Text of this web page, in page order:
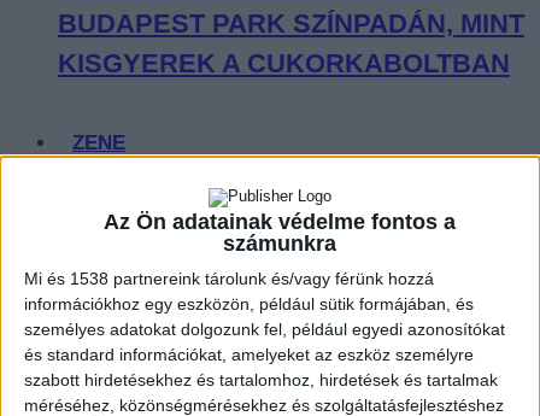
Az Ön adatainak védelme fontos a
számunkra
Mi és 1538 partnereink tárolunk és/vagy férünk hozzá
információkhoz egy eszközön, például sütik formájában, és
személyes adatokat dolgozunk fel, például egyedi azonosítókat
és standard információkat, amelyeket az eszköz személyre
szabott hirdetésekhez és tartalomhoz, hirdetések és tartalmak
méréséhez, közönségmérésekhez és szolgáltatásfejlesztéshez
BUDAPEST PARK SZÍNPADÁN, MINT
KISGYEREK A CUKORKABOLTBAN
ZENE
A legfrissebb megjelenések első kézből!
SZÓLÓBAN IS ÓRIÁSI EDM-
HIMNUSZT TUD VILLANTANI ELLIE